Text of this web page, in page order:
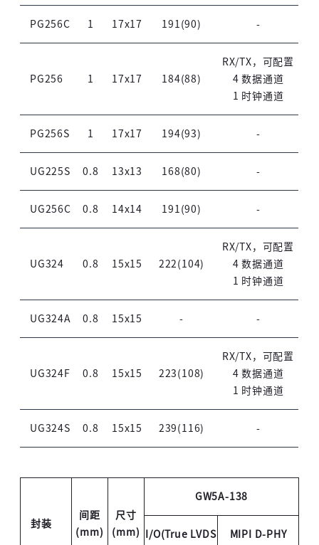
PG256C 1 17x17 191(90) -
PG256 1 17x17 184(88)
RX/TX，可配置
4 数据通道
1 时钟通道
PG256S 1 17x17 194(93) -
UG225S 0.8 13x13 168(80) -
UG256C 0.8 14x14 191(90) -
UG324 0.8 15x15 222(104)
RX/TX，可配置
4 数据通道
1 时钟通道
UG324A 0.8 15x15 - -
UG324F 0.8 15x15 223(108)
RX/TX，可配置
4 数据通道
1 时钟通道
UG324S 0.8 15x15 239(116) -
封装
间距
(mm)
尺寸
(mm)
GW5A-138
I/O(True LVDS
MIPI D-PHY